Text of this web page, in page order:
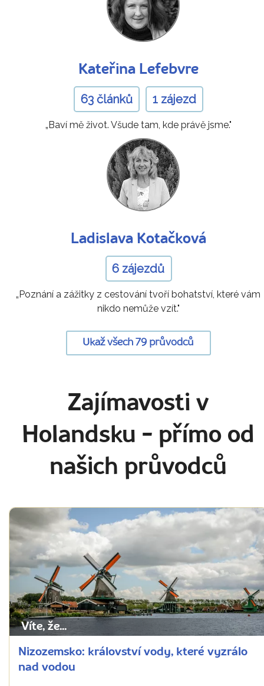
Kateřina Lefebvre
63 článků 1 zájezd
„Baví mě život. Všude tam, kde právě jsme."
Ladislava Kotačková
6 zájezdů
„Poznání a zážitky z cestování tvoří bohatství, které vám
nikdo nemůže vzít."
Ukaž všech 79 průvodců
Zajímavosti v
Holandsku - přímo od
našich průvodců
Víte, že...
Nizozemsko: království vody, které vyzrálo
nad vodou